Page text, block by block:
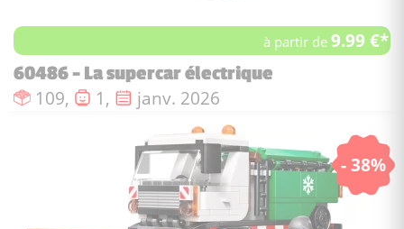
à partir de9.99 €*
60486 - La supercar électrique
Nombre de pièces :
109, Nombre de figurines :
1, Date de sortie :
janv. 2026
- 38%